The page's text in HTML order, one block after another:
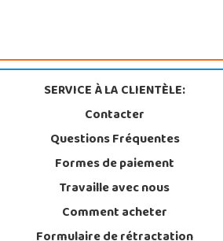
SERVICE À LA CLIENTÈLE:
Contacter
Questions Fréquentes
Formes de paiement
Travaille avec nous
Comment acheter